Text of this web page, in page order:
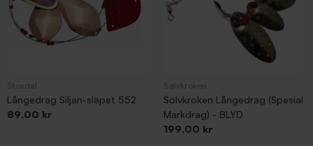
Långedrag Siljan-släpet 552
Pris
89,00 kr
Sölvkroken Långedrag (Spesial
Markdrag) - BLYD
Pris
199,00 kr